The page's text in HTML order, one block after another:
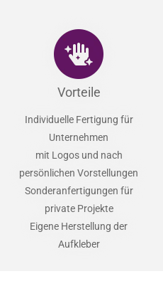
Vorteile
Individuelle Fertigung für
Unternehmen
mit Logos und nach
persönlichen Vorstellungen
Sonderanfertigungen für
private Projekte
Eigene Herstellung der
Aufkleber